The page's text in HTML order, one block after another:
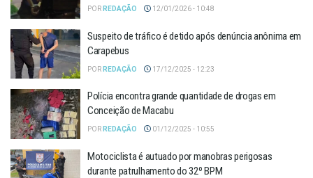
POR REDAÇÃO 12/01/2026 - 10:48
Suspeito de tráfico é detido após denúncia anônima em
Carapebus
POR REDAÇÃO 17/12/2025 - 12:23
Polícia encontra grande quantidade de drogas em
Conceição de Macabu
POR REDAÇÃO 01/12/2025 - 10:55
Motociclista é autuado por manobras perigosas
durante patrulhamento do 32º BPM